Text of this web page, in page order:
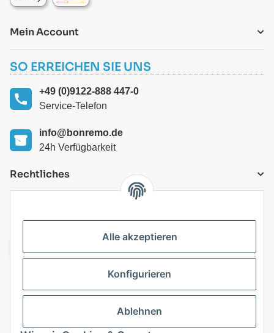
Mein Account
SO ERREICHEN SIE UNS
+49 (0)9122-888 447-0
Service-Telefon
info@bonremo.de
24h Verfügbarkeit
Rechtliches
Vertrag widerrufen
Alle akzeptieren
Konfigurieren
Ablehnen